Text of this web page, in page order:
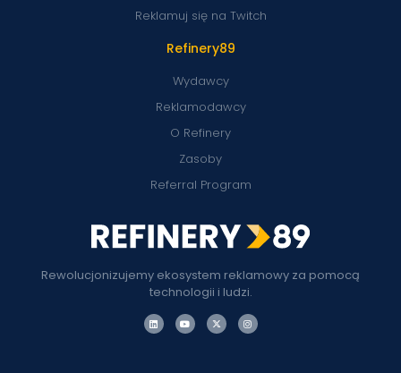
Rewolucjonizujemy ekosystem reklamowy za pomocą
technologii i ludzi.
Refinery89
Wydawcy
Reklamodawcy
O Refinery
Zasoby
Referral Program
Reklamuj się na Twitch